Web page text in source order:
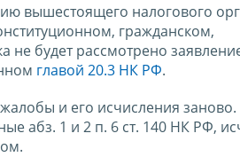
вышестоящего налогового
гражданском,
не будет рассмотрено
главой 20.3 НК РФ.
и его исчисления заново.
абз. 1 и 2 п. 6 ст. 140 НК РФ,